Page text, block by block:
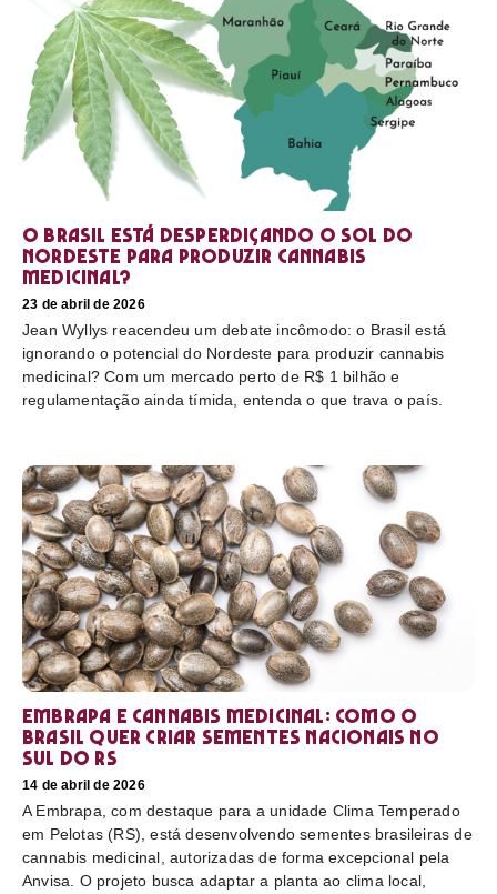
O Brasil está desperdiçando o sol do
nordeste para produzir cannabis
medicinal?
23 de abril de 2026
Jean Wyllys reacendeu um debate incômodo: o Brasil está
ignorando o potencial do Nordeste para produzir cannabis
medicinal? Com um mercado perto de R$ 1 bilhão e
regulamentação ainda tímida, entenda o que trava o país.
Embrapa e cannabis medicinal: como o
Brasil quer criar sementes nacionais no
sul do RS
14 de abril de 2026
A Embrapa, com destaque para a unidade Clima Temperado
em Pelotas (RS), está desenvolvendo sementes brasileiras de
cannabis medicinal, autorizadas de forma excepcional pela
Anvisa. O projeto busca adaptar a planta ao clima local,